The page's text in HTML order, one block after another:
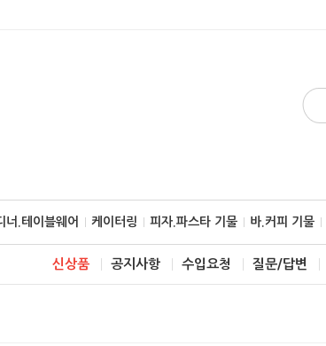
너.테이블웨어 케이터링 피자.파스타 기물 바.커피 기물
신상품 공지사항 수입요청 질문/답변